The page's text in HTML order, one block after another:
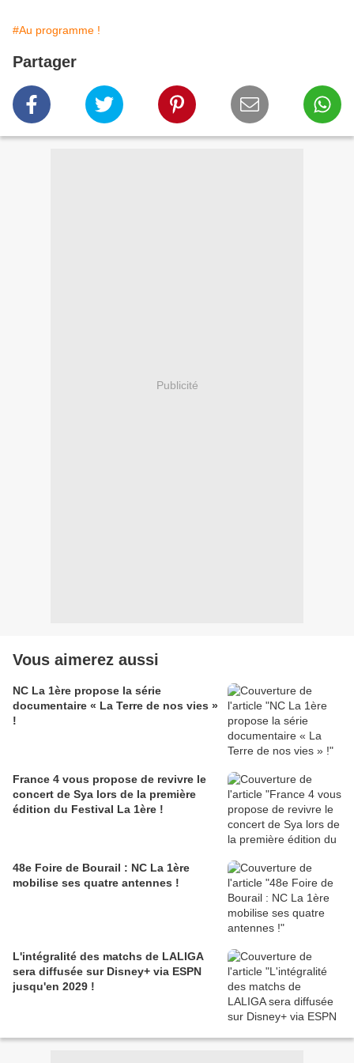
#Au programme !
Partager
Publicité
Vous aimerez aussi
NC La 1ère propose la série
documentaire « La Terre de nos vies »
!
France 4 vous propose de revivre le
concert de Sya lors de la première
édition du Festival La 1ère !
48e Foire de Bourail : NC La 1ère
mobilise ses quatre antennes !
L'intégralité des matchs de LALIGA
sera diffusée sur Disney+ via ESPN
jusqu'en 2029 !